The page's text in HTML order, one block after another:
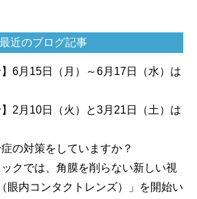
最近のブログ記事
】6月15日（月）～6月17日（水）は
】2月10日（火）と3月21日（土）は
の対策をしていますか？
クでは、角膜を削らない新しい視
眼内コンタクトレンズ）」を開始い